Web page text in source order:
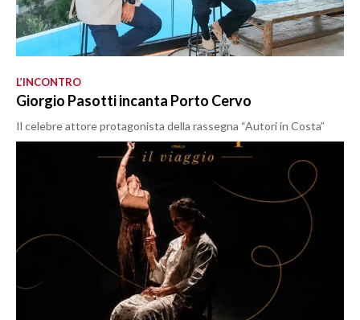
L’INCONTRO
Giorgio Pasotti incanta Porto Cervo
Il celebre attore protagonista della rassegna “Autori in Costa”